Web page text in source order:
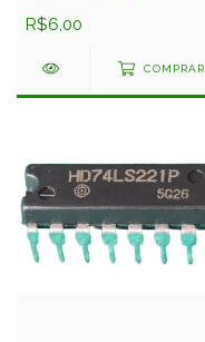
R$6,00
COMPRAR